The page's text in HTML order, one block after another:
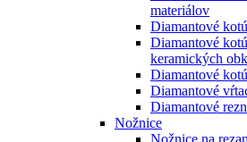
materiálov
Diamantové
Diamantové
keramických
Diamantové
Diamantové
Diamantové
Nožnice
Nožnice na